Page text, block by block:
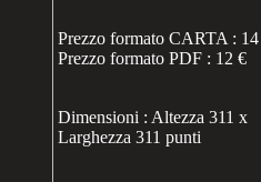
Prezzo formato CARTA :
Prezzo formato PDF : 12 €
Dimensioni : Altezza 311 x
Larghezza 311 punti